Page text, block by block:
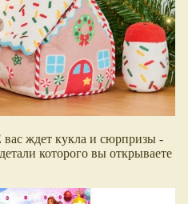
ждет кукла и сюрпризы -
которого вы открываете